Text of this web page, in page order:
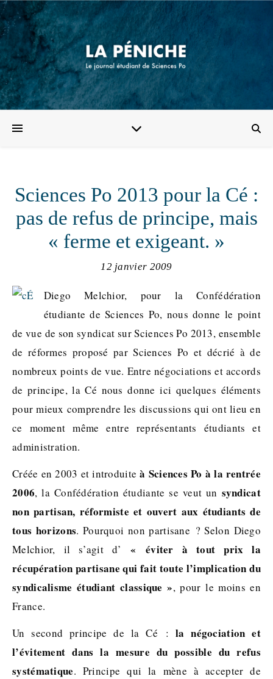
Sciences Po 2013 pour la Cé :
pas de refus de principe, mais
« ferme et exigeant. »
12 janvier 2009
Diego Melchior, pour la Confédération
étudiante de Sciences Po, nous donne le point
de vue de son syndicat sur Sciences Po 2013, ensemble
de réformes proposé par Sciences Po et décrié à de
nombreux points de vue. Entre négociations et accords
de principe, la Cé nous donne ici quelques éléments
pour mieux comprendre les discussions qui ont lieu en
ce moment même entre représentants étudiants et
administration.
Créée en 2003 et introduiteà Sciences Po à la rentrée
2006, la Confédération étudiante se veut un syndicat
non partisan, réformiste et ouvert aux étudiants de
tous horizons. Pourquoi non partisane ? Selon Diego
Melchior, il s’agit d’ « éviter à tout prix la
récupération partisane qui fait toute l’implication du
syndicalisme étudiant classique », pour le moins en
France.
Un second principe de la Cé : la négociation et
l’évitement dans la mesure du possible du refus
systématique. Principe qui la mène à accepter de